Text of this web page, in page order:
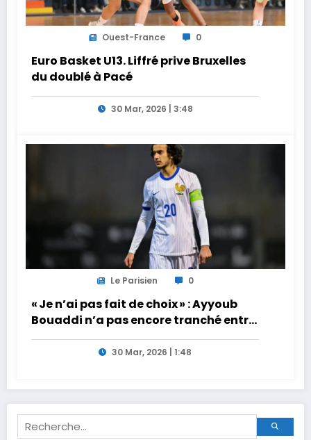
Ouest-France 0
Euro Basket U13. Liffré prive Bruxelles
du doublé à Pacé
30 Mar, 2026 | 3:48
Le Parisien 0
« Je n’ai pas fait de choix » : Ayyoub
Bouaddi n’a pas encore tranché entre
la France et le Maroc
30 Mar, 2026 | 1:48